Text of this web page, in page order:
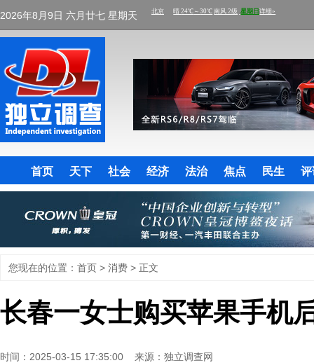
2026年8月9日 六月廿七 星期天
首页 天下 社会 经济 法治 焦点 民生
您现在的位置： 首页 > 消费 > 正文
长春一女士购买苹果手机
时间：2025-03-15 17:35:00 来源： 独立调查网